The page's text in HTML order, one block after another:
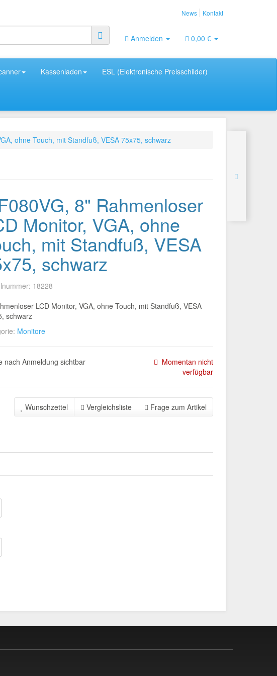
News Kontakt
Anmelden 0,00 €
Kassenladen ESL (Elektronische Preisschilder)
ohne Touch, mit Standfuß, VESA 75x75, schwarz
8" Rahmenloser
Monitor, VGA, ohne
mit Standfuß, VESA
schwarz
18228
LCD Monitor, VGA, ohne Touch, mit Standfuß, VESA
schwarz
Monitore
nach Anmeldung sichtbar
Momentan nicht
verfügbar
Wunschzettel Vergleichsliste Frage zum Artikel